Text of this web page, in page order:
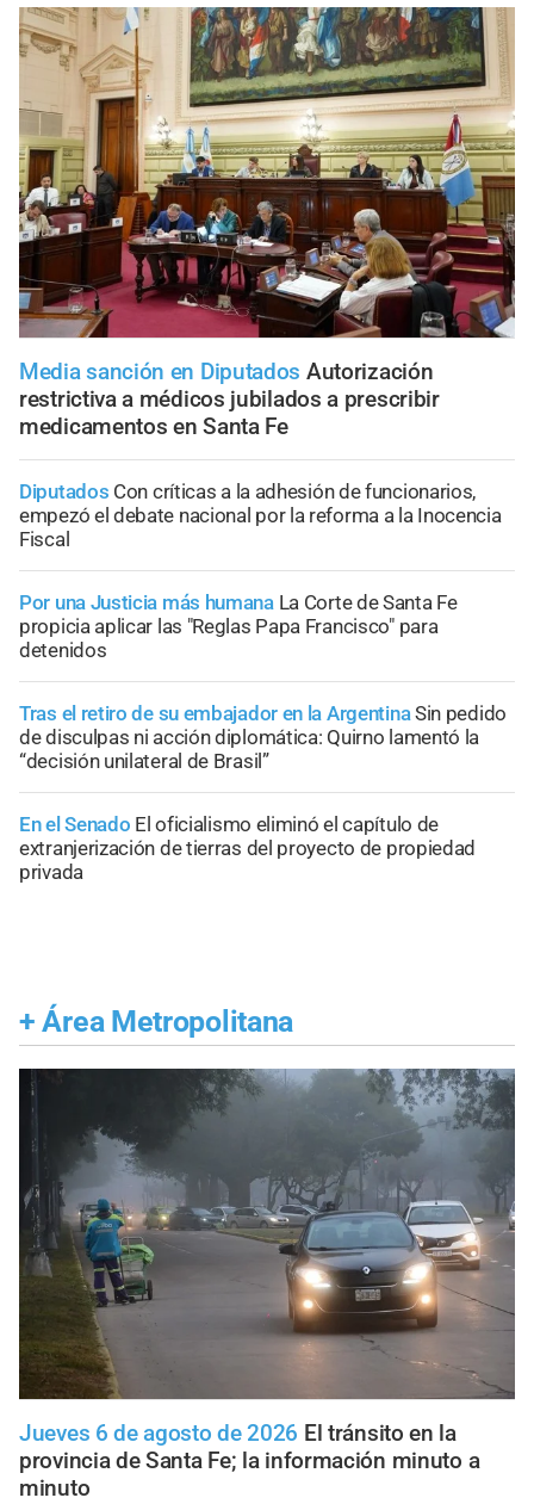
Media sanción en Diputados Autorización
restrictiva a médicos jubilados a prescribir
medicamentos en Santa Fe
Diputados Con críticas a la adhesión de funcionarios,
empezó el debate nacional por la reforma a la Inocencia
Fiscal
Por una Justicia más humana La Corte de Santa Fe
propicia aplicar las "Reglas Papa Francisco" para
detenidos
Tras el retiro de su embajador en la ArgentinaSin pedido
de disculpas ni acción diplomática: Quirno lamentó la
“decisión unilateral de Brasil”
En el Senado El oficialismo eliminó el capítulo de
extranjerización de tierras del proyecto de propiedad
privada
+ Área Metropolitana
Jueves 6 de agosto de 2026 El tránsito en la
provincia de Santa Fe; la información minuto a
minuto